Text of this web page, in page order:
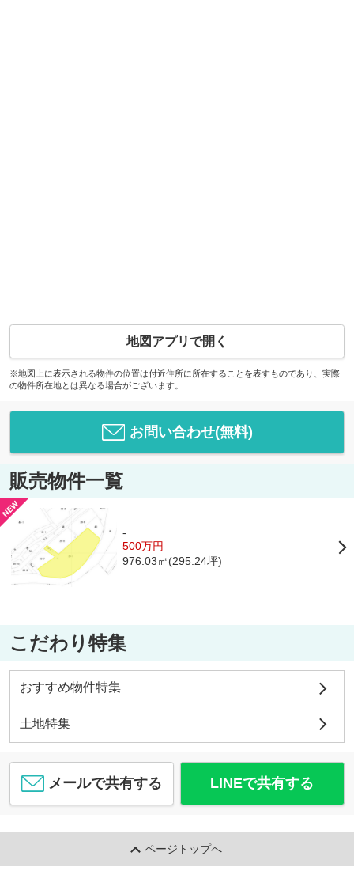
地図アプリで開く
※地図上に表示される物件の位置は付近住所に所在することを表すものであり、実際
の物件所在地とは異なる場合がございます。
お問い合わせ(無料)
販売物件一覧
-
500万円
976.03㎡(295.24坪)
こだわり特集
おすすめ物件特集
土地特集
メールで共有する LINEで共有する
ページトップへ